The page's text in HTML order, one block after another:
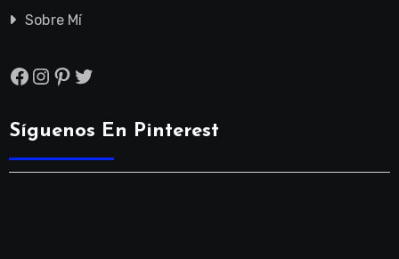
Sobre Mí
Facebook
Instagram
Pinterest
Twitter
Síguenos En Pinterest